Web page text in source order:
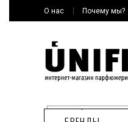
О нас Почему мы?